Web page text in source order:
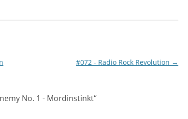
#072 - Radio Rock Revolution →
No. 1 - Mordinstinkt“